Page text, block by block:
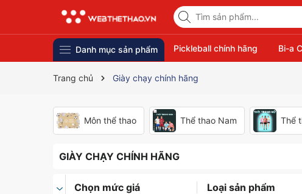
Danh mục sản phẩm Pickleball chính hãng Bi-a
Trang chủ Giày chạy chính hãng
Môn thể thao Thể thao Nam Thể
GIÀY CHẠY CHÍNH HÃNG
Chọn mức giá Loại sản phẩm